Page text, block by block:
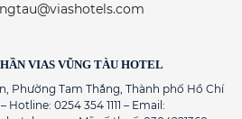
VIAS VŨNG TÀU HOTEL
Phường Tam Thắng, Thành phố Hồ Chí
Hotline: 0254 354 1111 – Email: